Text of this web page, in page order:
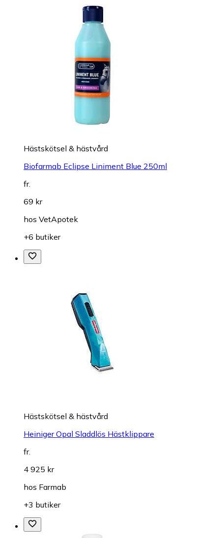
Hästskötsel & hästvård
Biofarmab Eclipse Liniment Blue 250ml
fr.
69 kr
hos VetApotek
+6 butiker
Hästskötsel & hästvård
Heiniger Opal Sladdlös Hästklippare
fr.
4 925 kr
hos Farmab
+3 butiker